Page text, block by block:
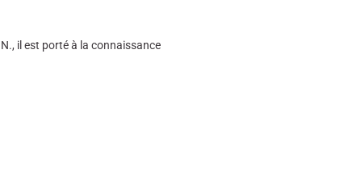
il est porté à la connaissance